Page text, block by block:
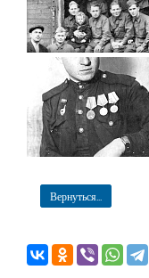
Вернуться...